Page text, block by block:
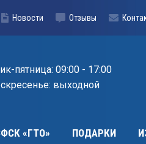
Новости Отзывы
пятница: 09:00 - 17:00
выходной
«ГТО» ПОДАРКИ
ВФСК «ГТО»